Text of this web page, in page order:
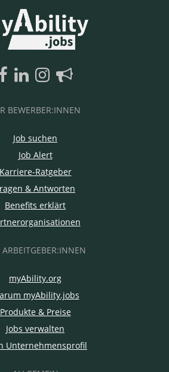
BEWERBER:INNEN
Job suchen
Job Alert
Karriere-Ratgeber
& Antworten
Benefits erklärt
ARBEITGEBER:INNEN
myAbility.org
myAbility.jobs
Produkte & Preise
Jobs verwalten
Unternehmensprofil